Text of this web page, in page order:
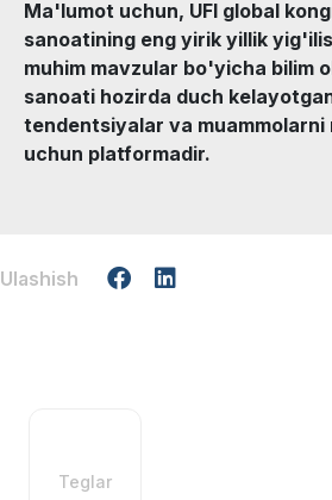
Ma'lumot uchun, UFI global
sanoatining eng yirik yillik
muhim mavzular bo'yicha bilim
sanoati hozirda duch
tendentsiyalar va muammolarni
uchun platformadir.
Ulashish
Teglar